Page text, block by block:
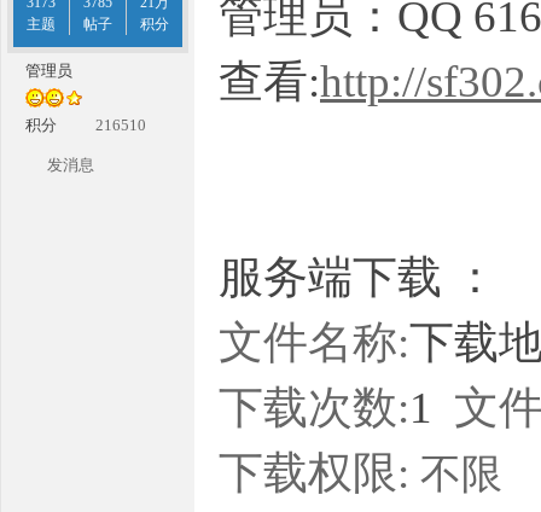
主题
帖子
积分
管理员
积分 216510
发消息
管理员：QQ
查看:http://
服务端下载 ：
文件名称:下载
下载次数:1 文
下载权限: 不限